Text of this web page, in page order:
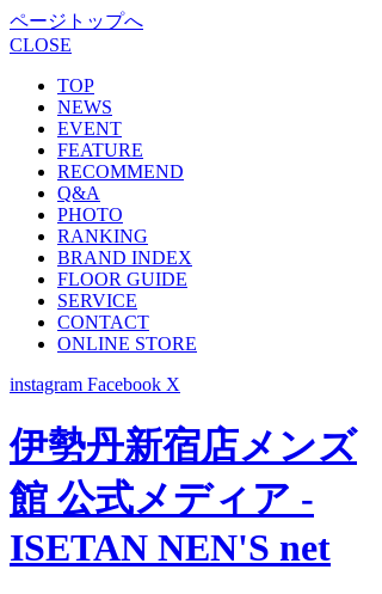
ページトップへ
CLOSE
TOP
NEWS
EVENT
FEATURE
RECOMMEND
Q&A
PHOTO
RANKING
BRAND INDEX
FLOOR GUIDE
SERVICE
CONTACT
ONLINE STORE
instagram Facebook X
伊勢丹新宿店メンズ
館 公式メディア -
ISETAN NEN'S net